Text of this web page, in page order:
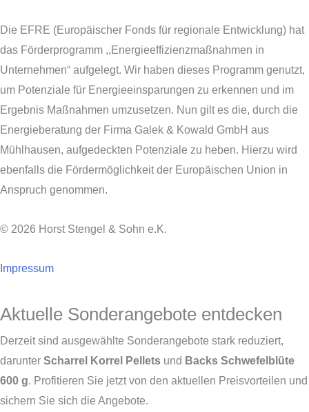
Die EFRE (Europäischer Fonds für regionale Entwicklung) hat
das Förderprogramm ,,Energieeffizienzmaßnahmen in
Unternehmen“ aufgelegt. Wir haben dieses Programm genutzt,
um Potenziale für Energieeinsparungen zu erkennen und im
Ergebnis Maßnahmen umzusetzen. Nun gilt es die, durch die
Energieberatung der Firma Galek & Kowald GmbH aus
Mühlhausen, aufgedeckten Potenziale zu heben. Hierzu wird
ebenfalls die Fördermöglichkeit der Europäischen Union in
Anspruch genommen.
© 2026 Horst Stengel & Sohn e.K.
Impressum
Aktuelle Sonderangebote entdecken
Derzeit sind ausgewählte Sonderangebote stark reduziert,
darunter Scharrel Korrel Pellets und Backs Schwefelblüte
600 g. Profitieren Sie jetzt von den aktuellen Preisvorteilen und
sichern Sie sich die Angebote.